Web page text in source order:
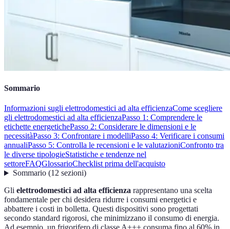
Sommario
Informazioni sugli elettrodomestici ad alta efficienzaCome scegliere
gli elettrodomestici ad alta efficienzaPasso 1: Comprendere le
etichette energetichePasso 2: Considerare le dimensioni e le
necessitàPasso 3: Confrontare i modelliPasso 4: Verificare i consumi
annualiPasso 5: Controlla le recensioni e le valutazioniConfronto tra
le diverse tipologieStatistiche e tendenze nel
settoreFAQGlossarioChecklist prima dell'acquisto
Sommario(12 sezioni)
Gli elettrodomestici ad alta efficienza rappresentano una scelta
fondamentale per chi desidera ridurre i consumi energetici e
abbattere i costi in bolletta. Questi dispositivi sono progettati
secondo standard rigorosi, che minimizzano il consumo di energia.